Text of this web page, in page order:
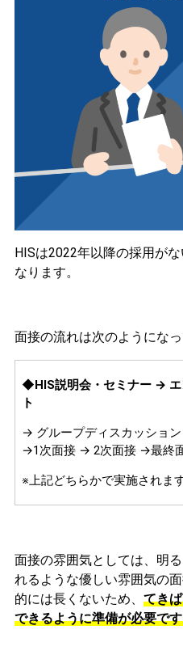
HISは2022年以降の採用がな
なります。
面接の流れは次のようになっ
◆HIS説明会・セミナー →
ト
→ グループディスカッショ
→1次面接 → 2次面接 →最終
※上記どちらかで実施されます
面接の雰囲気としては、 明
れるような優しい雰囲気の
的には長くないため、 てき
できるように準備が必要で